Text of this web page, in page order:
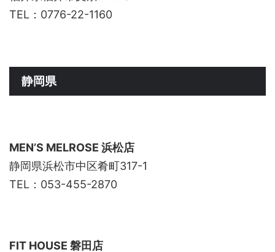
TEL：0776-22-1160
静岡県
MEN’S MELROSE 浜松店
静岡県浜松市中区肴町317-1
TEL：053-455-2870
FIT HOUSE 磐田店